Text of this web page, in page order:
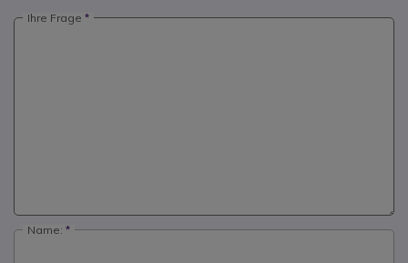
Ihre Frage
Name: